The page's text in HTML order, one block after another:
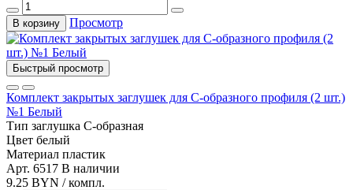
В корзину Просмотр
Быстрый просмотр
Комплект закрытых заглушек для С-образного профиля (2 шт.)
№1 Белый
Тип заглушка С-образная
Цвет белый
Материал пластик
Арт. 6517 В наличии
9.25 BYN / компл.